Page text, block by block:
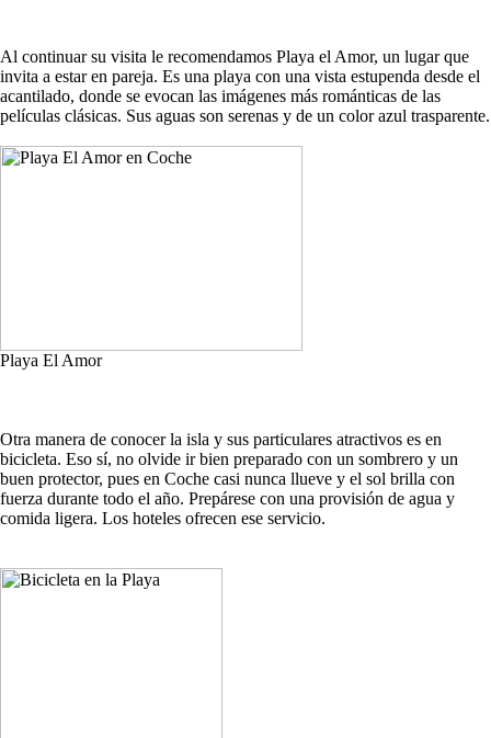
Al continuar su visita le recomendamos Playa el Amor, un lugar que
invita a estar en pareja. Es una playa con una vista estupenda desde el
acantilado, donde se evocan las imágenes más románticas de las
películas clásicas. Sus aguas son serenas y de un color azul trasparente.
Playa El Amor
Otra manera de conocer la isla y sus particulares atractivos es en
bicicleta. Eso sí, no olvide ir bien preparado con un sombrero y un
buen protector, pues en Coche casi nunca llueve y el sol brilla con
fuerza durante todo el año. Prepárese con una provisión de agua y
comida ligera. Los hoteles ofrecen ese servicio.